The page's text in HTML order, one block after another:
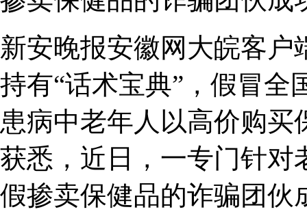
新安晚报安徽网大皖客
持有“话术宝典”，假冒全
患病中老年人以高价购
获悉，近日，一专门针对
假掺卖保健品的诈骗团